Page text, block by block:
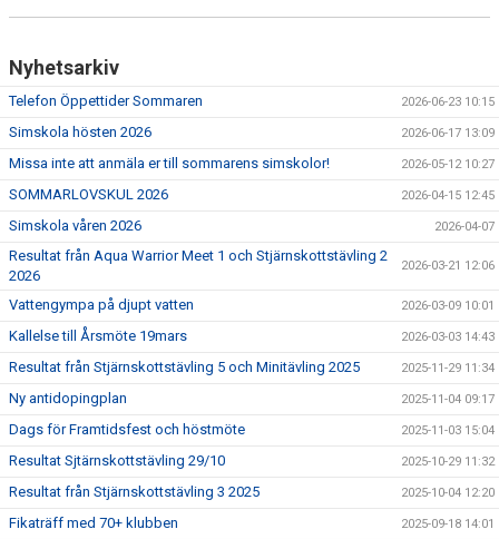
Nyhetsarkiv
Telefon Öppettider Sommaren 2026-06-23 10:15
Simskola hösten 2026 2026-06-17 13:09
Missa inte att anmäla er till sommarens simskolor! 2026-05-12 10:27
SOMMARLOVSKUL 2026 2026-04-15 12:45
Simskola våren 2026 2026-04-07
Resultat från Aqua Warrior Meet 1 och Stjärnskottstävling 2
2026
2026-03-21 12:06
Vattengympa på djupt vatten 2026-03-09 10:01
Kallelse till Årsmöte 19mars 2026-03-03 14:43
Resultat från Stjärnskottstävling 5 och Minitävling 2025 2025-11-29 11:34
Ny antidopingplan 2025-11-04 09:17
Dags för Framtidsfest och höstmöte 2025-11-03 15:04
Resultat Sjtärnskottstävling 29/10 2025-10-29 11:32
Resultat från Stjärnskottstävling 3 2025 2025-10-04 12:20
Fikaträff med 70+ klubben 2025-09-18 14:01